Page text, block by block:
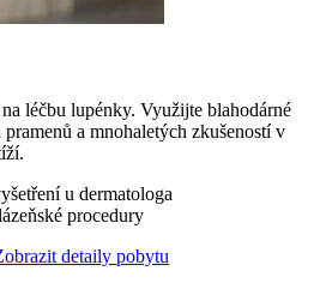
léčbu lupénky. Využijte blahodárné
a mnohaletých zkušeností v
u dermatologa
procedury
detaily pobytu